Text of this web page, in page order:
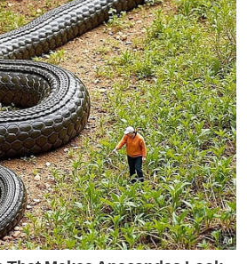
Ahli Dewan Undangan
Gajah dari 1978
menjadi Ahli Parlimen
hingga 2008.